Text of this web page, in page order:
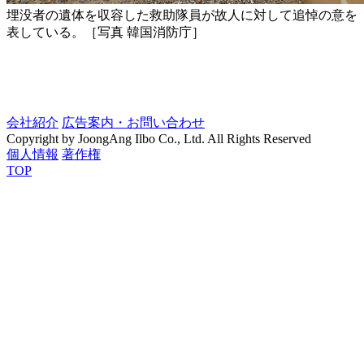
埋没者の遺体を収容した救助隊員が故人に対して追悼の意を
表している。［写真 韓国消防庁］
会社紹介 広告案内・お問い合わせ
Copyright by JoongAng Ilbo Co., Ltd. All Rights Reserved
個人情報 著作権
TOP